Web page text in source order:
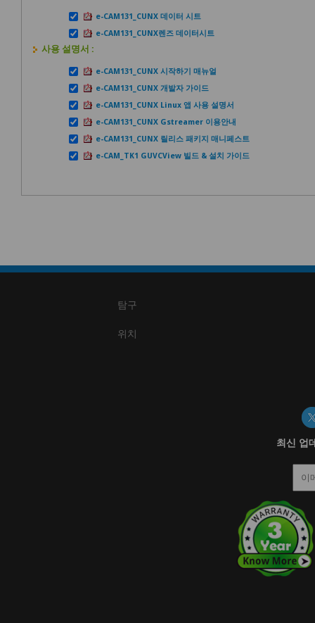
e-CAM131_CUNX 데이터 시트
e-CAM131_CUNX렌즈 데이터시트
사용 설명서 :
e-CAM131_CUNX 시작하기 매뉴얼
e-CAM131_CUNX 개발자 가이드
e-CAM131_CUNX Linux 앱 사용 설명서
e-CAM131_CUNX Gstreamer 이용안내
e-CAM131_CUNX 릴리스 패키지 매니페스트
e-CAM_TK1 GUVCView 빌드 & 설치 가이드
탐구
위치
최신 업